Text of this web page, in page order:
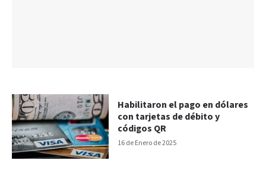
16 de Enero de 2025
Habilitaron el pago en dólares
con tarjetas de débito y
códigos QR